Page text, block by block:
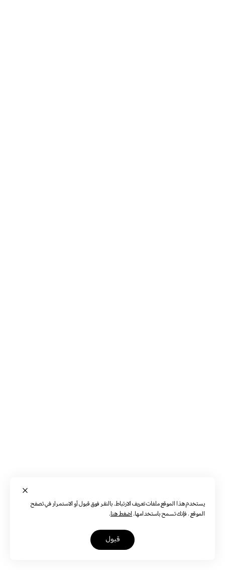
يستخدم هذا الموقع ملفات تعريف الارتباط. بالنقر فوق قبول أو الاستمرار في تصفح
الموقع ، فإنك تسمح باستخدامها.اضغط هنا.
قبول